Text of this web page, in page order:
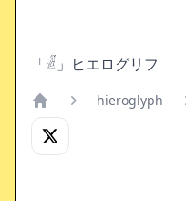
「𓁕」ヒエログリフ
Home
hieroglyph